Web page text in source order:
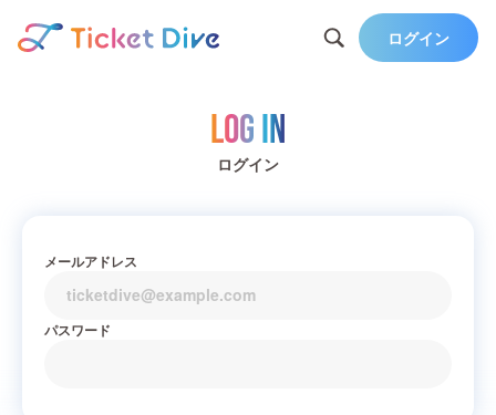
ログイン
Log in
ログイン
メールアドレス
パスワード